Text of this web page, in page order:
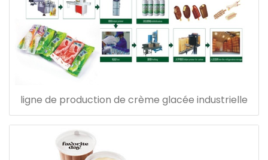
ligne de production de crème glacée industrielle